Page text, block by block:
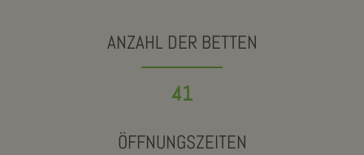
ANZAHL DER BETTEN
41
ÖFFNUNGSZEITEN